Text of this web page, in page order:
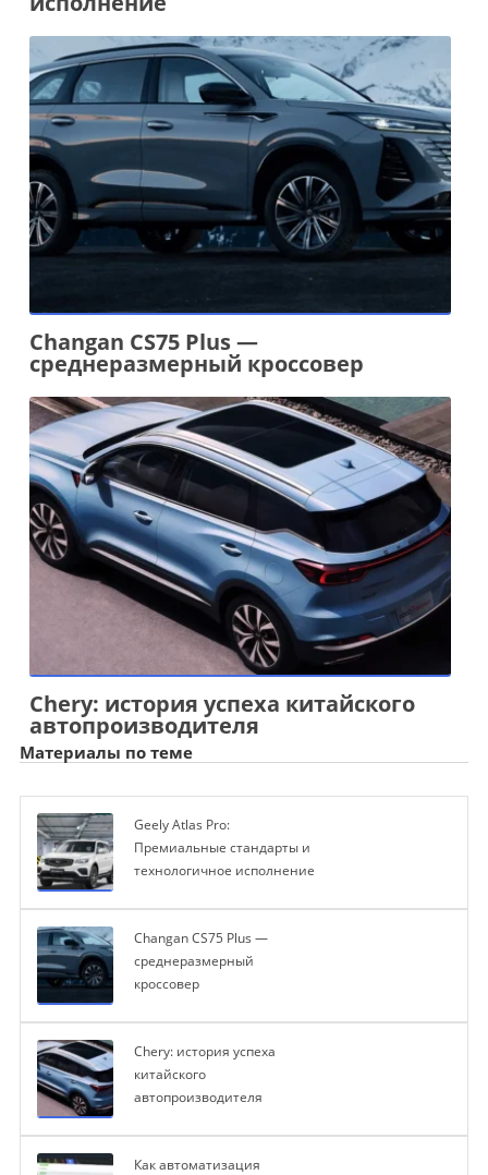
Changan CS75 Plus —
среднеразмерный кроссовер
Chery: история успеха китайского
автопроизводителя
Материалы по теме
Geely Atlas Pro:
Премиальные стандарты и
технологичное исполнение
Changan CS75 Plus —
среднеразмерный
кроссовер
Chery: история успеха
китайского
автопроизводителя
Как автоматизация